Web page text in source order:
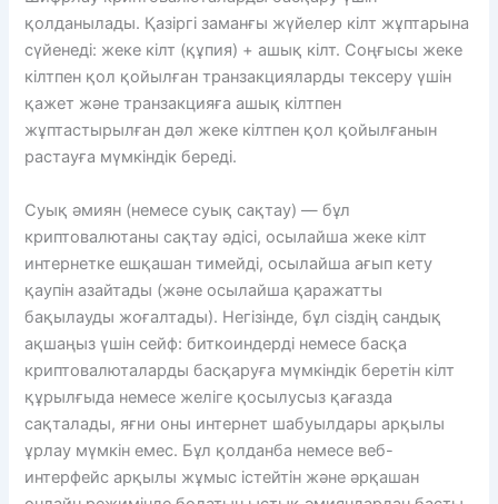
қолданылады. Қазіргі заманғы жүйелер кілт жұптарына
сүйенеді: жеке кілт (құпия) + ашық кілт. Соңғысы жеке
кілтпен қол қойылған транзакцияларды тексеру үшін
қажет және транзакцияға ашық кілтпен
жұптастырылған дәл жеке кілтпен қол қойылғанын
растауға мүмкіндік береді.
Суық әмиян (немесе суық сақтау) — бұл
криптовалютаны сақтау әдісі, осылайша жеке кілт
интернетке ешқашан тимейді, осылайша ағып кету
қаупін азайтады (және осылайша қаражатты
бақылауды жоғалтады). Негізінде, бұл сіздің сандық
ақшаңыз үшін сейф: биткоиндерді немесе басқа
криптовалюталарды басқаруға мүмкіндік беретін кілт
құрылғыда немесе желіге қосылусыз қағазда
сақталады, яғни оны интернет шабуылдары арқылы
ұрлау мүмкін емес. Бұл қолданба немесе веб-
интерфейс арқылы жұмыс істейтін және әрқашан